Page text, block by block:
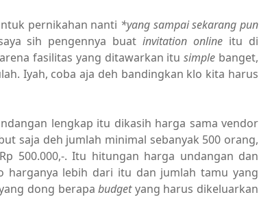
pernikahan nanti *yang sampai sekarang pun
sih pengennya buatinvitation online itu di
fasilitas yang ditawarkan itusimple banget,
Iyah, coba aja deh bandingkan klo kita harus
lengkap itu dikasih harga sama vendor
saja deh jumlah minimal sebanyak 500 orang,
500.000,-. Itu hitungan harga undangan dan
harganya lebih dari itu dan jumlah tamu yang
dong berapabudgetyang harus dikeluarkan